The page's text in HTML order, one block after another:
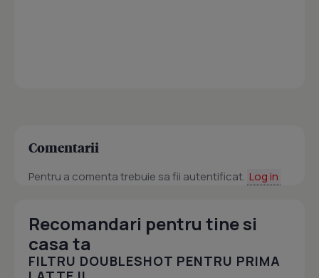
Comentarii
Pentru a comenta trebuie sa fii autentificat. Log in
Recomandari pentru tine si
casa ta
FILTRU DOUBLESHOT PENTRU PRIMA